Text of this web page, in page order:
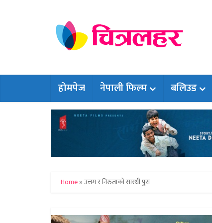
होमपेज नेपाली फिल्म बलिउड
Home»उत्तम र निरुताको सारथी पुरा